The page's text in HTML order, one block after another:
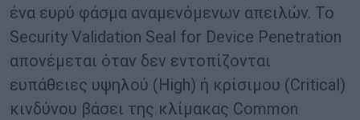
ένα ευρύ φάσμα αναμενόμενων απειλών. Το
Security Validation Seal for Device Penetration
απονέμεται όταν δεν εντοπίζονται
ευπάθειες υψηλού (High) ή κρίσιμου (Critical)
κινδύνου βάσει της κλίμακας Common